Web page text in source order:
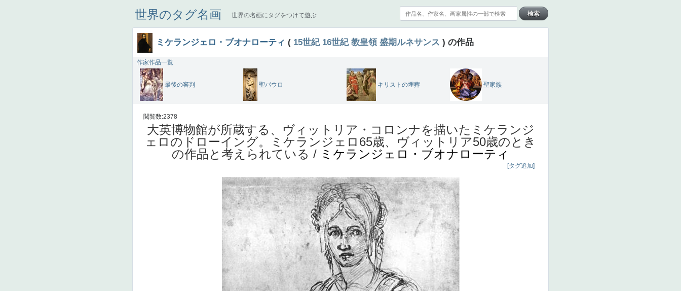
世界のタグ名画 世界の名画にタグをつけて遊ぶ
ミケランジェロ・ブオナローティ ( 15世紀 16世紀 教皇領 盛期ルネサンス ) の作品
作家作品一覧
最後の審判 聖パウロ キリストの埋葬 聖家族
閲覧数:2378
大英博物館が所蔵する、ヴィットリア・コロンナを描いたミケランジ
ェロのドローイング。ミケランジェロ65歳、ヴィットリア50歳のとき
の作品と考えられている / ミケランジェロ・ブオナローティ
[タグ追加]